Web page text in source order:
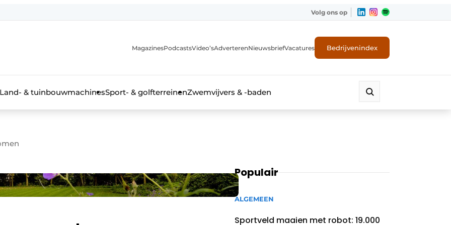
Volg ons op
MagazinesPodcastsVideo’sAdverterenNieuwsbriefVacatures Bedrijvenindex
Land- & tuinbouwmachinesSport- & golfterreinenZwemvijvers & -baden
Populair
ALGEMEEN
Sportveld maaien met robot: 19.000